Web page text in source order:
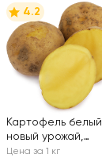
4.2
Картофель белый
новый урожай,
фасованный,
Цена за 1 кг